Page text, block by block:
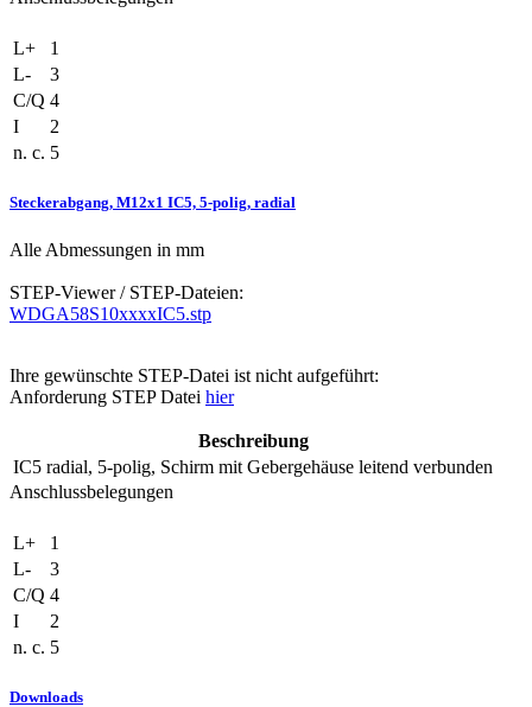
L+
1
L-
3
C/Q 4
I
2
n. c. 5
Steckerabgang, M12x1 IC5, 5-polig, radial
Alle Abmessungen in mm
STEP-Viewer / STEP-Dateien:
WDGA58S10xxxxIC5.stp
Ihre gewünschte STEP-Datei ist nicht aufgeführt:
Anforderung STEP Datei hier
Beschreibung
IC5 radial, 5-polig, Schirm mit Gebergehäuse leitend verbunden
Anschlussbelegungen
L+
1
L-
3
C/Q 4
I
2
n. c. 5
Downloads